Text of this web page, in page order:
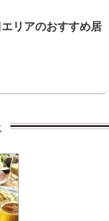
リアのおすすめ居